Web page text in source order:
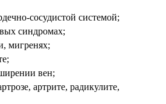
сосудистой системой;
синдромах;
мигренях;
вен;
артрите, радикулите,